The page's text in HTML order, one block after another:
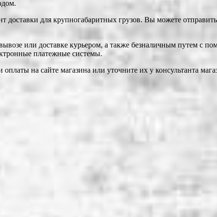
для крупногабаритных грузов. Вы можете
или доставке курьером, а также безналичным путем с
платежные системы.
оплаты на сайте магазина или уточните их у консультанта